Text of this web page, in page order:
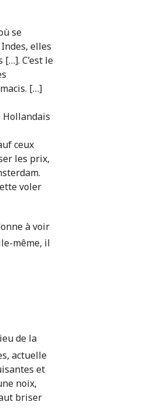
se
elles
C’est le
[…]
Hollandais
ceux
les prix,
voler
à voir
même, il
de la
actuelle
et
noix,
briser